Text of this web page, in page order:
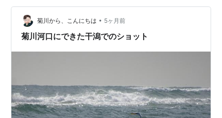
Jリーグの試合がスタジアムで行われる際、一般客は公
園内の駐車場を使うことはできないので、電車、シャト
ルバスなどの公共交通機関を使うことが推奨されてい
る。
菊川から、こんにちは • 5ヶ月前
菊川河口にできた干潟でのショット